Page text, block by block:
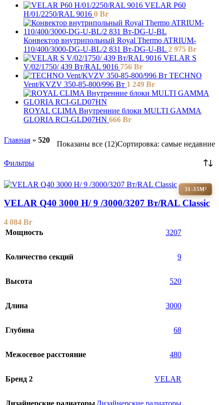
VELAR P60
H/01/2250/RAL 9016 0 Br
Конвектор внутрипольный Royal Thermo ATRIUM-
110/400/3000-DG-U-BL/2 831 Вт-DG-U-BL 2 975 Br
VELAR S
V/02/1750/ 439 Bт/RAL 9016 756 Br
TECHNO
Vent/KVZV 350-85-800/996 Вт 1 249 Br
ROYAL CLIMA Внутренние блоки MULTI GAMMA
GLORIA RCI-GLD07HN 666 Br
Главная » 520 Показаны все (12)Сортировка: самые недавние
Фильтры
31-35М²
VELAR Q40 3000 H/ 9 /3000/3207 Вт/RAL Classic
4 084 Br
Мощность
3207
Количество секций 9
Высота 520
Длина 3000
Глубина 68
Межосевое расстояние 480
Бренд 2 VELAR
Дизайнерские радиаторы Дизайнерские радиаторы